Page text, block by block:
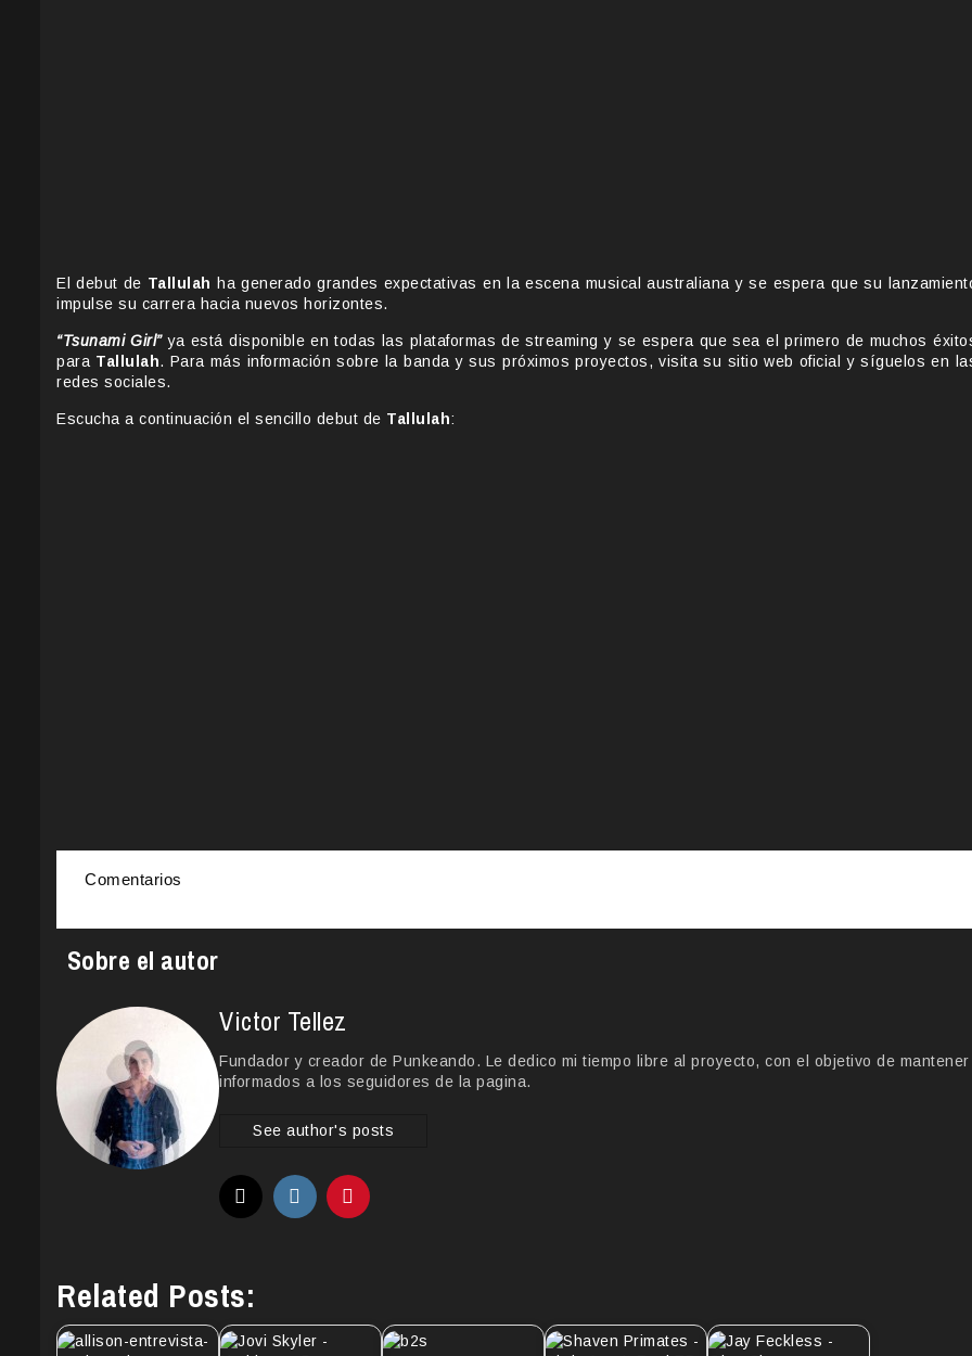
El debut de Tallulah ha generado grandes expectativas en la escena musical australiana y se espera que su
impulse su carrera hacia nuevos horizontes.
“Tsunami Girl”ya está disponible en todas las plataformas de streaming y se espera que sea el primero de muchos
para Tallulah. Para más información sobre la banda y sus próximos proyectos, visita su sitio web oficial y síguelos en
redes sociales.
Escucha a continuación el sencillo debut de Tallulah:
Comentarios
Sobre el autor
Victor Tellez
Fundador y creador de Punkeando. Le dedico mi tiempo libre al proyecto, con el objetivo de mantener
informados a los seguidores de la pagina.
See author's posts
Related Posts: